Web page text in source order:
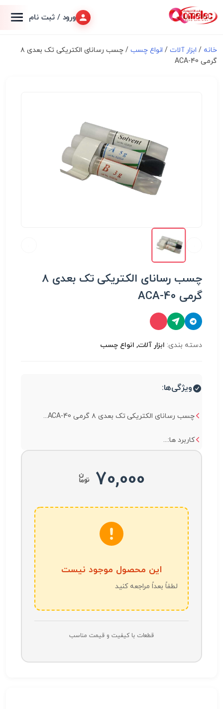
ورود / ثبت نام
خانه / ابزار آلات/ انواع چسب
/ چسب رسانای الکتریکی تک بعدی ۸
گرمی ACA-40
چسب رسانای الکتریکی تک بعدی ۸
گرمی ACA-40
دسته بندی: ابزار آلات, انواع چسب
ویژگی‌ها:
چسب رسانای الکتریکی تک بعدی ۸ گرمی ACA-40...
کاربرد ها:...
70,000
این محصول موجود نیست
لطفاً بعداً مراجعه کنید
قطعات با کیفیت و قیمت مناسب